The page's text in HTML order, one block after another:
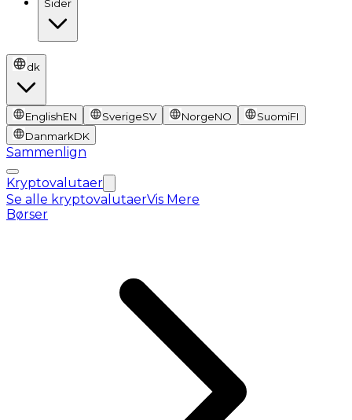
Sider
dk
EnglishEN SverigeSV NorgeNO SuomiFI
DanmarkDK
Sammenlign
Kryptovalutaer
Se alle kryptovalutaerVis Mere
Børser